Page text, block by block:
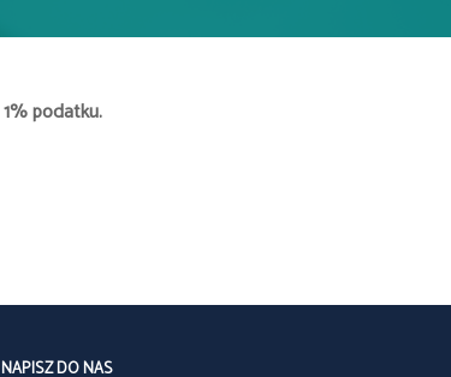
1% podatku.
NAPISZ DO NAS